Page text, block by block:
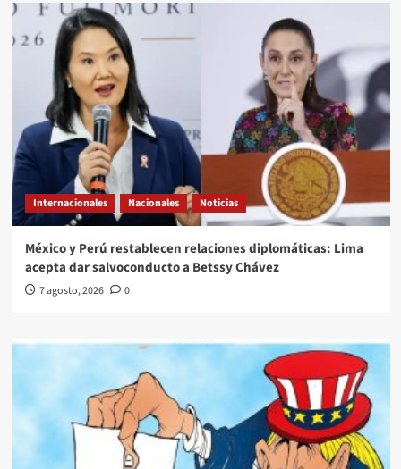
Internacionales Nacionales Noticias
México y Perú restablecen relaciones diplomáticas: Lima
acepta dar salvoconducto a Betssy Chávez
7 agosto, 2026 0